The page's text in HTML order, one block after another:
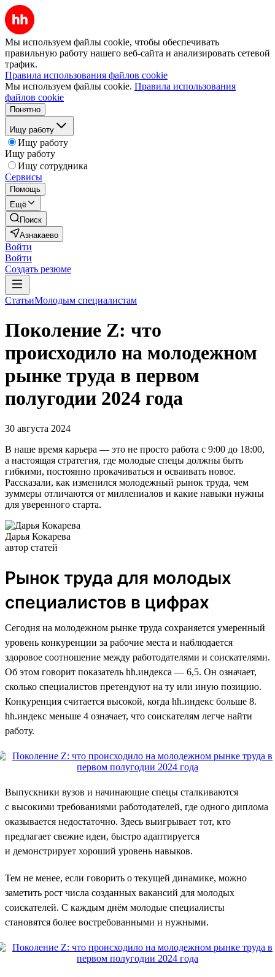
Мы используем файлы cookie, чтобы обеспечивать
правильную работу нашего веб-сайта и анализировать сетевой
трафик.
Правила использования файлов cookie
Мы используем файлы cookie. Правила использования
файлов cookie
Понятно
Ищу работу
Ищу работу
Ищу работу
Ищу сотрудника
Сервисы
Помощь
Ещё
Поиск
Азнакаево
Войти
Войти
Создать резюме
СтатьиМолодым специалистам
Поколение Z: что
происходило на молодежном
рынке труда в первом
полугодии 2024 года
30 августа 2024
В наше время карьера — это не просто работа с 9:00 до 18:00,
а настоящая стратегия, где молодые спецы должны быть
гибкими, постоянно прокачиваться и осваивать новое.
Рассказали, как изменился молодежный рынок труда, чем
зуммеры отличаются от миллениалов и какие навыки нужны
для уверенного старта.
Дарья Кокарева
автор статей
Рынок труда для молодых
специалистов в цифрах
Сегодня на молодежном рынке труда сохраняется умеренный
уровень конкуренции за рабочие места и наблюдается
здоровое соотношение между работодателями и соискателями.
Об этом говорит показатель hh.индекса — 6,5. Он означает,
сколько специалистов претендуют на ту или иную позицию.
Конкуренция считается высокой, когда hh.индекс больше 8.
hh.индекс меньше 4 означает, что соискателям легче найти
работу.
Выпускники вузов и начинающие спецы сталкиваются
с высокими требованиями работодателей, где одного диплома
оказывается недостаточно. Здесь выигрывает тот, кто
предлагает свежие идеи, быстро адаптируется
и демонстрирует хороший уровень навыков.
Тем не менее, если говорить о текущей динамике, можно
заметить рост числа созданных вакансий для молодых
соискателей. С каждым днём молодые специалисты
становятся более востребованными и нужными.